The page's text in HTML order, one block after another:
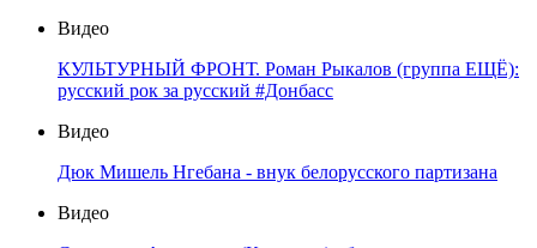
Видео
КУЛЬТУРНЫЙ ФРОНТ. Роман Рыкалов (группа ЕЩЁ):
русский рок за русский #Донбасс
Видео
Дюк Мишель Нгебана - внук белорусского партизана
Видео